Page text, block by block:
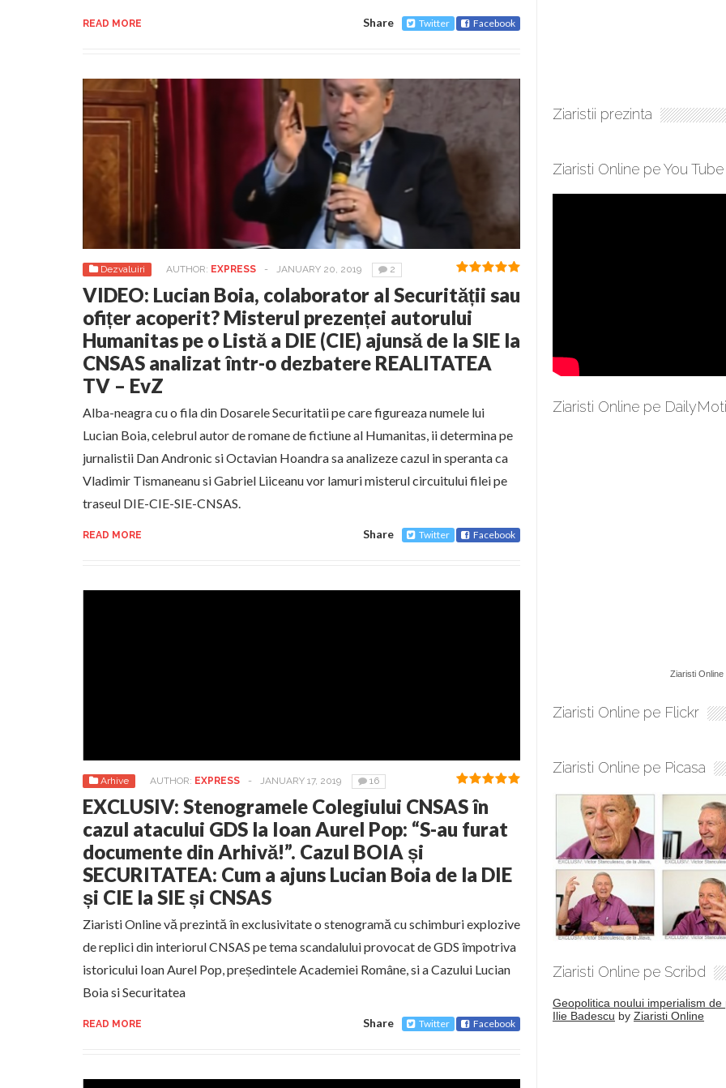
READ MORE Share Twitter Facebook
Dezvaluiri AUTHOR: EXPRESS - JANUARY 20, 2019 2
VIDEO: Lucian Boia, colaborator al Securității sau
ofițer acoperit? Misterul prezenței autorului
Humanitas pe o Listă a DIE (CIE) ajunsă de la SIE la
CNSAS analizat într-o dezbatere REALITATEA
TV – EvZ
Alba-neagra cu o fila din Dosarele Securitatii pe care figureaza numele lui
Lucian Boia, celebrul autor de romane de fictiune al Humanitas, ii determina pe
jurnalistii Dan Andronic si Octavian Hoandra sa analizeze cazul in speranta ca
Vladimir Tismaneanu si Gabriel Liiceanu vor lamuri misterul circuitului filei pe
traseul DIE-CIE-SIE-CNSAS.
READ MORE Share Twitter Facebook
Arhive AUTHOR: EXPRESS - JANUARY 17, 2019 16
EXCLUSIV: Stenogramele Colegiului CNSAS în
cazul atacului GDS la Ioan Aurel Pop: “S-au furat
documente din Arhivă!”. Cazul BOIA și
SECURITATEA: Cum a ajuns Lucian Boia de la DIE
și CIE la SIE și CNSAS
Ziaristi Online vă prezintă în exclusivitate o stenogramă cu schimburi explozive
de replici din interiorul CNSAS pe tema scandalului provocat de GDS împotriva
istoricului Ioan Aurel Pop, președintele Academiei Române, si a Cazului Lucian
Boia si Securitatea
READ MORE Share Twitter Facebook
Ziaristii prezinta
Ziaristi Online pe You Tube
Ziaristi Online pe
Ziaristi Online
Ziaristi Online pe Flickr
Ziaristi Online pe Picasa
Ziaristi Online pe Scribd
Geopolitica noului imperialism de
Ilie Badescu by Ziaristi Online